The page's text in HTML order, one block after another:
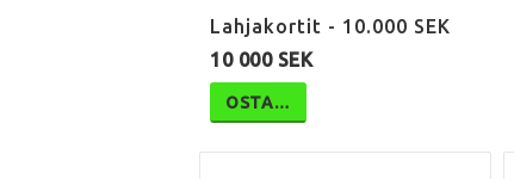
Lahjakortit - 10.000 SEK
10 000 SEK
OSTA…